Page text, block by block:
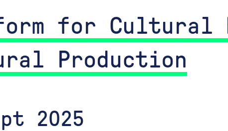
for Cultural
Production
2025